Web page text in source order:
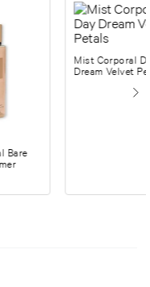
Bare
Mist Corporal
Dream Velvet